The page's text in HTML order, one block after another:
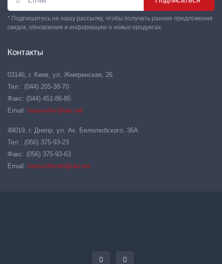
* Подпишитесь на нашу рассылку, чтобы получать ранние предложения
скидок, обновления и информацию о новых продуктах.
Контакты
03146, г. Киев, ул. Жмеринская, 26
Тел.: (044) 205-38-70
Факс: (044) 451-86-85
Email: hansa-flex@ukr.net
49019, г. Днепр, ул. Ак. Белелюбского, 36А
Тел.: (056) 375-93-23
Факс: (056) 375-93-63
Email: hansa-flexdn@ukr.net